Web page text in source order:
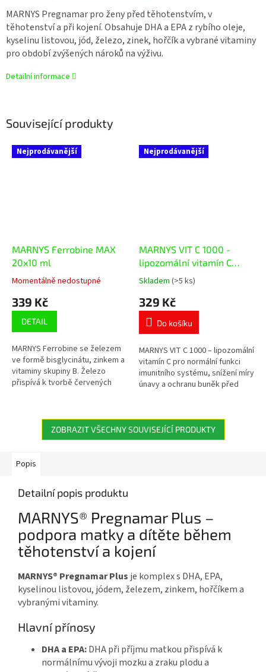
MARNYS Pregnamar pro ženy před těhotenstvím, v
těhotenství a při kojení. Obsahuje DHA a EPA z rybího oleje,
kyselinu listovou, jód, železo, zinek, hořčík a vybrané vitaminy
pro období zvýšených nároků na výživu.
Detailní informace
Související produkty
Nejprodávanější
MARNYS Ferrobine MAX
20x10 ml
Průměrné
produktu
5
hvězdiček.
Momentálně nedostupné
339 Kč
DETAIL
MARNYS Ferrobine se železem
ve formě bisglycinátu, zinkem a
vitaminy skupiny B. Železo
přispívá k tvorbě červených
praktických...
Nejprodávanější
MARNYS VIT C 1000 -
lipozomální vitamín C
20x10 ml
Průměrné
produktu
5,0
5
hvězdiček.
Skladem (>5 ks)
329 Kč
Do košíku
MARNYS VIT C 1000 – lipozomální
vitamín C pro normální funkci
imunitního systému, snížení míry
únavy a ochranu buněk před
ZOBRAZIT VŠECHNY SOUVISEJÍCÍ PRODUKTY
Popis
Detailní popis produktu
MARNYS® Pregnamar Plus –
podpora matky a dítěte během
těhotenství a kojení
MARNYS® Pregnamar Plus je komplex s DHA, EPA,
kyselinou listovou, jódem, železem, zinkem, hořčíkem a
vybranými vitaminy.
Hlavní přínosy
DHA a EPA:DHA při příjmu matkou přispívá k
normálnímu vývoji mozku a zraku plodu a